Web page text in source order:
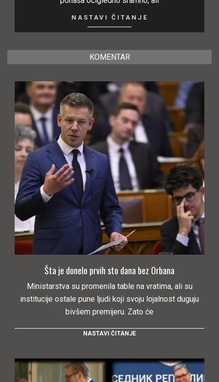
NASTAVI ČITANJE
KOMENTAR
Šta je donelo prvih sto dana bez Orbana
Ministarstva su promenila table na vratima, ali su
institucije ostale pune ljudi koji svoju lojalnost duguju
bivšem premijeru. Zato će
NASTAVI ČITANJE